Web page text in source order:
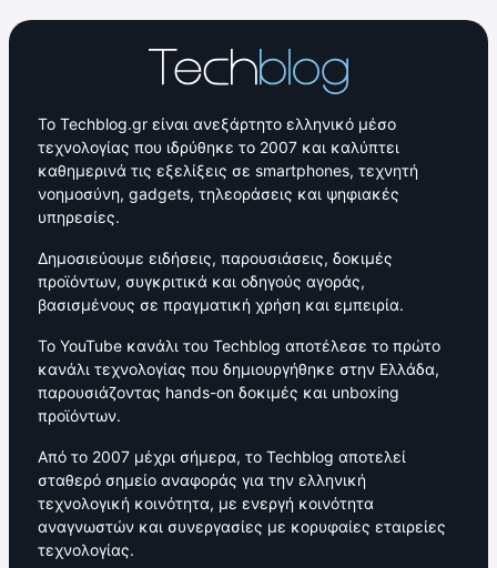
Το Techblog.gr είναι ανεξάρτητο ελληνικό μέσο
τεχνολογίας που ιδρύθηκε το 2007 και καλύπτει
καθημερινά τις εξελίξεις σε smartphones, τεχνητή
νοημοσύνη, gadgets, τηλεοράσεις και ψηφιακές
υπηρεσίες.
Δημοσιεύουμε ειδήσεις, παρουσιάσεις, δοκιμές
προϊόντων, συγκριτικά και οδηγούς αγοράς,
βασισμένους σε πραγματική χρήση και εμπειρία.
Το YouTube κανάλι του Techblog αποτέλεσε το πρώτο
κανάλι τεχνολογίας που δημιουργήθηκε στην Ελλάδα,
παρουσιάζοντας hands-on δοκιμές και unboxing
προϊόντων.
Από το 2007 μέχρι σήμερα, το Techblog αποτελεί
σταθερό σημείο αναφοράς για την ελληνική
τεχνολογική κοινότητα, με ενεργή κοινότητα
αναγνωστών και συνεργασίες με κορυφαίες εταιρείες
τεχνολογίας.